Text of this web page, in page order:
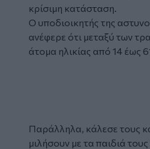
κρίσιμη κατάσταση.
Ο υποδιοικητής της
ανέφερε ότι μεταξύ των
άτομα ηλικίας από 14 έως
Παράλληλα, κάλεσε τους
μιλήσουν με τα παιδιά τους